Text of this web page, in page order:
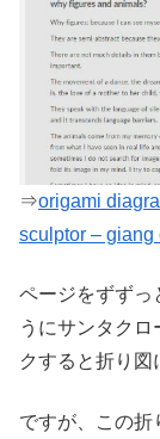
⇒origami
sculptor – giang
ページをずずっ
うにサンタク
クすると折り図
ですが、この折